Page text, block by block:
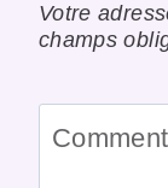
Votre
champs